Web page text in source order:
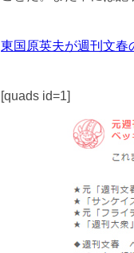
東国原英夫が週刊文春
[quads id=1]